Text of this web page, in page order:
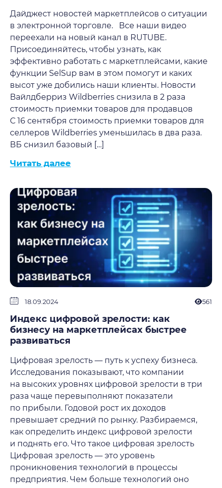
Дайджест новостей маркетплейсов о ситуации
в электронной торговле. Все наши видео
переехали на новый канал в RUTUBE.
Присоединяйтесь, чтобы узнать, как
эффективно работать с маркетплейсами, какие
функции SelSup вам в этом помогут и каких
высот уже добились наши клиенты. Новости
Вайлдберриз Wildberries снизила в 2 раза
стоимость приемки товаров для продавцов
С 16 сентября стоимость приемки товаров для
селлеров Wildberries уменьшилась в два раза.
ВБ снизил базовый […]
Читать далее
18.09.2024 561
Индекс цифровой зрелости: как
бизнесу на маркетплейсах быстрее
развиваться
Цифровая зрелость — путь к успеху бизнеса.
Исследования показывают, что компании
на высоких уровнях цифровой зрелости в три
раза чаще перевыполняют показатели
по прибыли. Годовой рост их доходов
превышает средний по рынку. Разбираемся,
как определить индекс цифровой зрелости
и поднять его. Что такое цифровая зрелость
Цифровая зрелость — это уровень
проникновения технологий в процессы
предприятия. Чем больше технологий оно